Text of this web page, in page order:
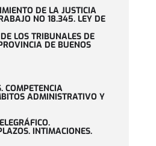
DE LA JUSTICIA
NO 18.345. LEY DE
LOS TRIBUNALES DE
DE BUENOS
COMPETENCIA
ADMINISTRATIVO Y
INTIMACIONES.